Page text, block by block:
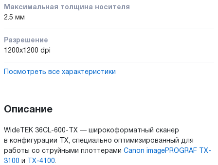
Максимальная толщина носителя
2.5 мм
Разрешение
1200x1200 dpi
Посмотреть все характеристики
Описание
WideTEK 36CL-600-TX — широкоформатный cканер
в конфигурации TX, специально оптимизированный для
работы со струйными плоттерами Canon imagePROGRAF TX-
3100 и TX-4100.